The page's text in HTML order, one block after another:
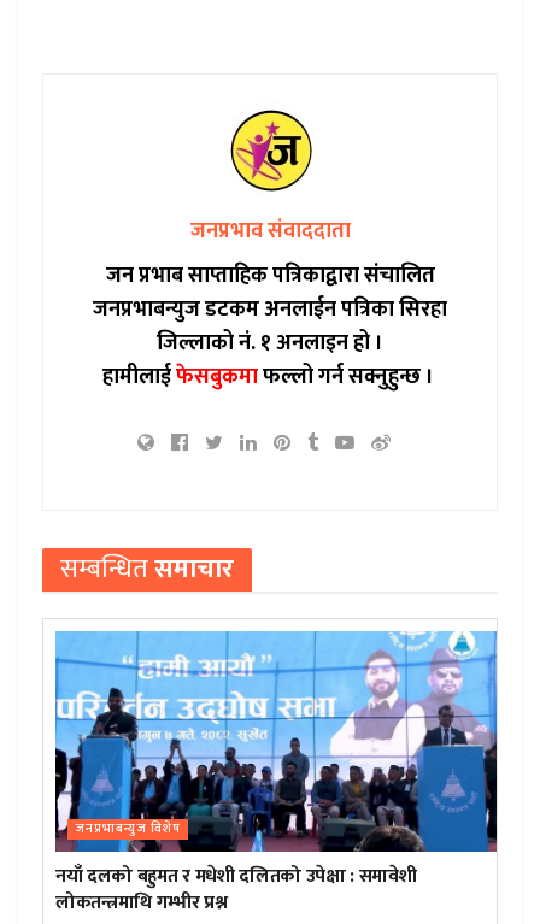
जनप्रभाव संवाददाता
जन प्रभाब साप्ताहिक पत्रिकाद्वारा संचालित
जनप्रभाबन्युज डटकम अनलाईन पत्रिका सिरहा
जिल्लाको नं. १ अनलाइन हो ।
हामीलाईफेसबुकमाफल्लो गर्न सक्नुहुन्छ ।
सम्बन्धितसमाचार
जनप्रभाबन्युज विशेष
नयाँ दलको बहुमत र मधेशी दलितको उपेक्षा : समावेशी
लोकतन्त्रमाथि गम्भीर प्रश्न